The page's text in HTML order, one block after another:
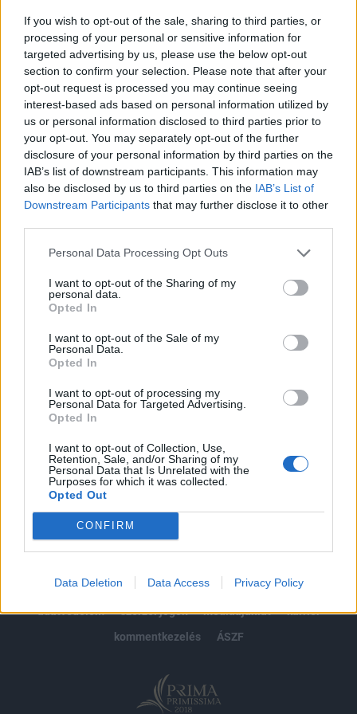
If you wish to opt-out of the sale, sharing to third parties, or
processing of your personal or sensitive information for
targeted advertising by us, please use the below opt-out
section to confirm your selection. Please note that after your
opt-out request is processed you may continue seeing
interest-based ads based on personal information utilized by
us or personal information disclosed to third parties prior to
your opt-out. You may separately opt-out of the further
disclosure of your personal information by third parties on the
IAB’s list of downstream participants. This information may
also be disclosed by us to third parties on the IAB’s List of
Downstream Participants that may further disclose it to other
Personal Data Processing Opt Outs
I want to opt-out of the Sharing of my
personal data.
Opted In
I want to opt-out of the Sale of my
Personal Data.
Opted In
I want to opt-out of processing my
Personal Data for Targeted Advertising.
Opted In
I want to opt-out of Collection, Use,
Retention, Sale, and/or Sharing of my
Personal Data that Is Unrelated with the
Purposes for which it was collected.
Opted Out
CONFIRM
Data Deletion Data Access Privacy Policy
alapított még 2000-ben -írja a HVG.
A cég törzstőkéje 3 millió forint, árbevétele 2004-ben 1
milliárd forint volt, adózás előtti eredménye pedig 20 millió
forint. A Civil Rt. 2005.júliusában többségi részesedést
szerzett a Topsec Autó Kft-ben, és most folytatja a
felvásárlások sorát.
KEDVES OLVASÓNK!
A keresett cikk a portfolio.hu hírarchívumához
tartozik, melynek olvasása előfizetéses
regisztrációhoz kötött.
Az előfizetés a következőket tartalmazza:
Portfolio.hu teljes cikkarchívum
Kötéslisták: BÉT elmúlt 2 év napon belüli
kötéslistái
impresszum
jogi nyilatkozat
süti beállítások
adatvédelem
szerzői jogok médiaajánlat
karrier
kommentkezelés
ÁSZF